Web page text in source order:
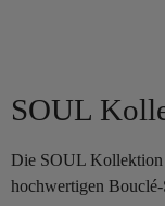
SOUL
Die SOUL Kollektion
hochwertigen